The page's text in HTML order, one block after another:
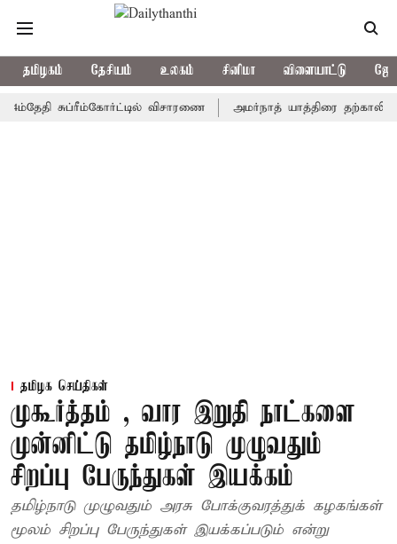
தமிழகம் தேசியம் உலகம் சினிமா விளையாட்டு
சுப்ரீம்கோர்ட்டில் விசாரணை அமர்நாத் யாத்திரை தற்காலிகமாக
தமிழக செய்திகள்
முகூர்த்தம் , வார இறுதி நாட்களை
முன்னிட்டு தமிழ்நாடு முழுவதும்
சிறப்பு பேருந்துகள் இயக்கம்
தமிழ்நாடு முழுவதும் அரசு போக்குவரத்துக் கழகங்கள்
மூலம் சிறப்பு பேருந்துகள் இயக்கப்படும் என்று